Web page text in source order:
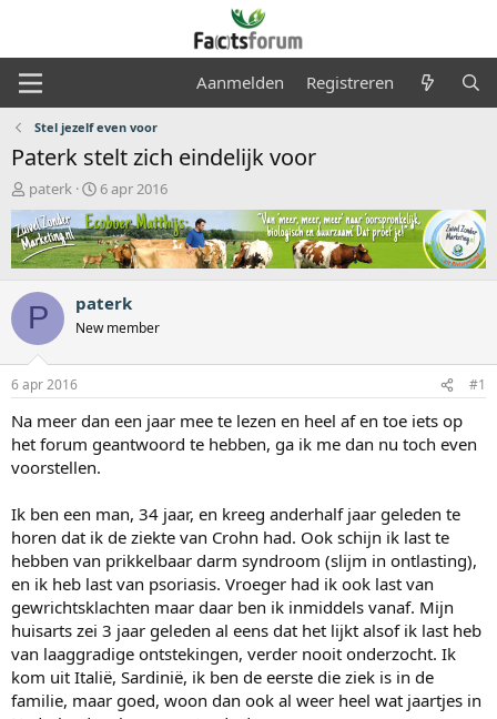
Aanmelden Registreren
Stel jezelf even voor
Paterk stelt zich eindelijk voor
O
n
d
e
r
w
e
r
p
s
t
r
t
e
paterk
S
t
a
r
t
a
t
m
6 apr 2016
P paterk
New member
6 apr 2016 #1
Na meer dan een jaar mee te lezen en heel af en toe iets op
het forum geantwoord te hebben, ga ik me dan nu toch even
voorstellen.
Ik ben een man, 34 jaar, en kreeg anderhalf jaar geleden te
horen dat ik de ziekte van Crohn had. Ook schijn ik last te
hebben van prikkelbaar darm syndroom (slijm in ontlasting),
en ik heb last van psoriasis. Vroeger had ik ook last van
gewrichtsklachten maar daar ben ik inmiddels vanaf. Mijn
huisarts zei 3 jaar geleden al eens dat het lijkt alsof ik last heb
van laaggradige ontstekingen, verder nooit onderzocht. Ik
kom uit Italië, Sardinië, ik ben de eerste die ziek is in de
familie, maar goed, woon dan ook al weer heel wat jaartjes in